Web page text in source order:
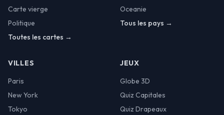
Carte vierge
Politique
Toutes les cartes →
Oceanie
Tous les pays →
VILLES
Paris
New York
Tokyo
JEUX
Globe 3D
Quiz Capitales
Quiz Drapeaux